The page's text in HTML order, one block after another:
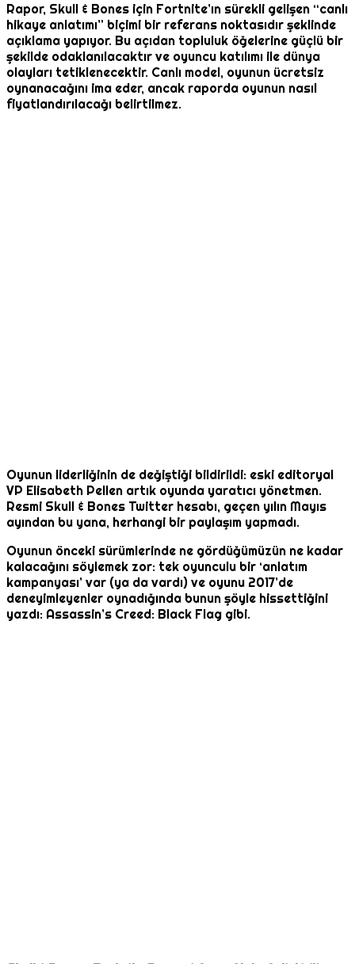
Rapor, Skull & Bones için Fortnite’ın sürekli gelişen “canlı
hikaye anlatımı” biçimi bir referans noktasıdır şeklinde
açıklama yapıyor. Bu açıdan topluluk öğelerine güçlü bir
şekilde odaklanılacaktır ve oyuncu katılımı ile dünya
olayları tetiklenecektir. Canlı model, oyunun ücretsiz
oynanacağını ima eder, ancak raporda oyunun nasıl
fiyatlandırılacağı belirtilmez.
Oyunun liderliğinin de değiştiği bildirildi: eski editoryal
VP Elisabeth Pellen artık oyunda yaratıcı yönetmen.
Resmi Skull & Bones Twitter hesabı, geçen yılın Mayıs
ayından bu yana, herhangi bir paylaşım yapmadı.
Oyunun önceki sürümlerinde ne gördüğümüzün ne kadar
kalacağını söylemek zor: tek oyunculu bir ‘anlatım
kampanyası’ var (ya da vardı) ve oyunu 2017’de
deneyimleyenler oynadığında bunun şöyle hissettiğini
yazdı: Assassin’s Creed: Black Flag gibi.